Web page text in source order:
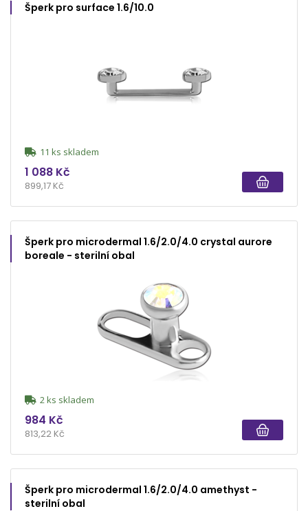
Šperk pro surface 1.6/10.0
11 ks skladem
1 088 Kč
899,17 Kč
Šperk pro microdermal 1.6/2.0/4.0 crystal aurore
boreale - sterilní obal
2 ks skladem
984 Kč
813,22 Kč
Šperk pro microdermal 1.6/2.0/4.0 amethyst -
sterilní obal